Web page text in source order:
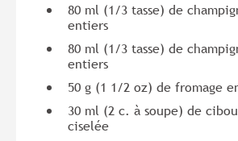
80 ml (1/3 tasse) de
entiers
80 ml (1/3 tasse) de
entiers
50 g (1 1/2 oz) de fromage
30 ml (2 c. à soupe) de
ciselée